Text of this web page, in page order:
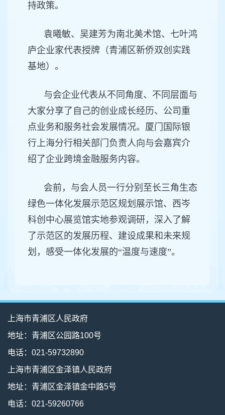
持政策。
袁曦敏、吴建芳为南北美术馆、七叶鸿
庐企业家代表授牌（青浦区新侨双创实践
基地）。
与会企业代表从不同角度、不同层面与
大家分享了自己的创业成长经历、公司重
点业务和服务社会发展情况。厦门国际银
行上海分行相关部门负责人向与会嘉宾介
绍了企业跨境金融服务内容。
会前，与会人员一行分别至长三角生态
绿色一体化发展示范区规划展示馆、西岑
科创中心展览馆实地参观调研，深入了解
了示范区的发展历程、建设成果和未来规
划，感受一体化发展的“温度与速度”。
上海市青浦区人民政府
地址：青浦区公园路100号
电话：021-59732890
上海市青浦区金泽镇人民政府
地址：青浦区金泽镇金中路5号
电话：021-59260766